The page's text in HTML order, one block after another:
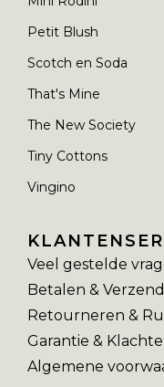
Petit Blush
Scotch en Soda
That's Mine
The New Society
Tiny Cottons
Vingino
Veel gestelde
Betalen &
Retourneren &
Garantie &
Algemene